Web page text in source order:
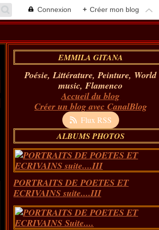
Connexion + Créer mon blog
EMMILA GITANA
Poésie, Littérature, Peinture, World
music, Flamenco
Accueil du blog
Créer un blog avec CanalBlog
Flux RSS
ALBUMS PHOTOS
PORTRAITS DE POETES ET
ECRIVAINS suite....III